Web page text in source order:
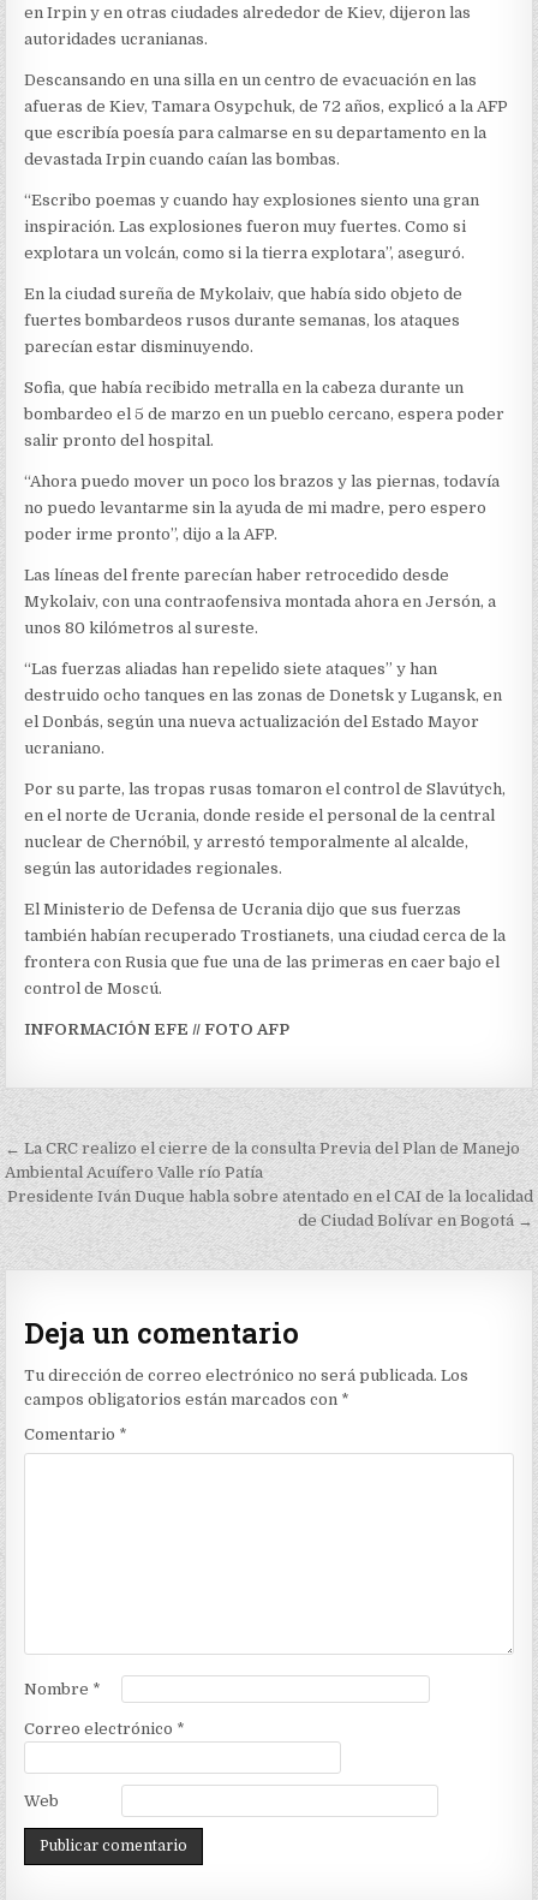
en Irpin y en otras ciudades alrededor de Kiev, dijeron las
autoridades ucranianas.
Descansando en una silla en un centro de evacuación en las
afueras de Kiev, Tamara Osypchuk, de 72 años, explicó a la AFP
que escribía poesía para calmarse en su departamento en la
devastada Irpin cuando caían las bombas.
“Escribo poemas y cuando hay explosiones siento una gran
inspiración. Las explosiones fueron muy fuertes. Como si
explotara un volcán, como si la tierra explotara”, aseguró.
En la ciudad sureña de Mykolaiv, que había sido objeto de
fuertes bombardeos rusos durante semanas, los ataques
parecían estar disminuyendo.
Sofia, que había recibido metralla en la cabeza durante un
bombardeo el 5 de marzo en un pueblo cercano, espera poder
salir pronto del hospital.
“Ahora puedo mover un poco los brazos y las piernas, todavía
no puedo levantarme sin la ayuda de mi madre, pero espero
poder irme pronto”, dijo a la AFP.
Las líneas del frente parecían haber retrocedido desde
Mykolaiv, con una contraofensiva montada ahora en Jersón, a
unos 80 kilómetros al sureste.
“Las fuerzas aliadas han repelido siete ataques” y han
destruido ocho tanques en las zonas de Donetsk y Lugansk, en
el Donbás, según una nueva actualización del Estado Mayor
ucraniano.
Por su parte, las tropas rusas tomaron el control de Slavútych,
en el norte de Ucrania, donde reside el personal de la central
nuclear de Chernóbil, y arrestó temporalmente al alcalde,
según las autoridades regionales.
El Ministerio de Defensa de Ucrania dijo que sus fuerzas
también habían recuperado Trostianets, una ciudad cerca de la
frontera con Rusia que fue una de las primeras en caer bajo el
control de Moscú.
INFORMACIÓN EFE // FOTO AFP
Navegación
de
← La CRC realizo el cierre de la consulta Previa del Plan de Manejo
Ambiental Acuífero Valle río Patía
Presidente Iván Duque habla sobre atentado en el CAI de la localidad
de Ciudad Bolívar en Bogotá →
Deja un comentario
Tu dirección de correo electrónico no será publicada. Los
campos obligatorios están marcados con *
Comentario *
Nombre *
Correo electrónico *
Web